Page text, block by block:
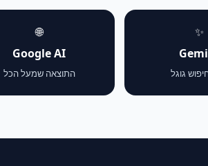
✨
גוגל
🌐
Google AI
התוצאה שמעל הכל